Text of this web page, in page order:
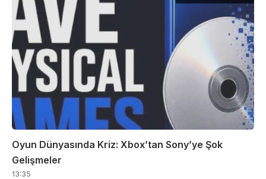
Oyun Dünyasında Kriz: Xbox’tan Sony’ye Şok
Gelişmeler
13:35